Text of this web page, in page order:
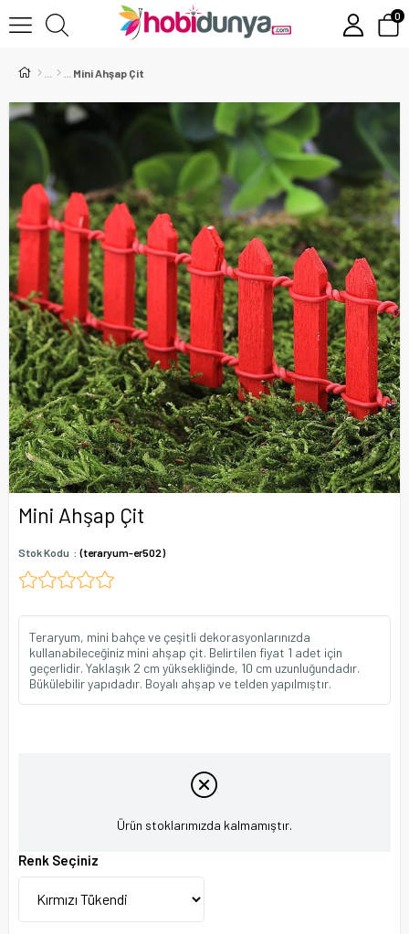
0
Mini Ahşap Çit
Mini Ahşap Çit
Stok Kodu (teraryum-er502)
Teraryum, mini bahçe ve çeşitli dekorasyonlarınızda
kullanabileceğiniz mini ahşap çit. Belirtilen fiyat 1 adet için
geçerlidir. Yaklaşık 2 cm yüksekliğinde, 10 cm uzunluğundadır.
Bükülebilir yapıdadır. Boyalı ahşap ve telden yapılmıştır.
Ürün stoklarımızda kalmamıştır.
Renk Seçiniz